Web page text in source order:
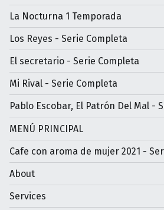
La Nocturna 1 Temporada
Los Reyes - Serie Completa
El secretario - Serie Completa
Mi Rival - Serie Completa
Pablo Escobar, El Patrón Del Mal -
MENÚ PRINCIPAL
Cafe con aroma de mujer 2021 -
About
Services